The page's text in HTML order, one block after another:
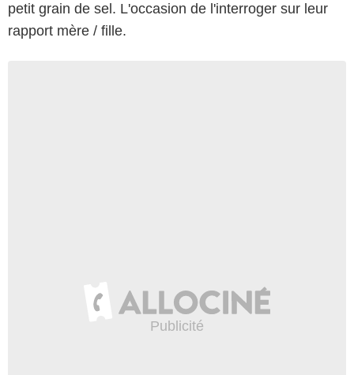
petit grain de sel. L'occasion de l'interroger sur leur
rapport mère / fille.